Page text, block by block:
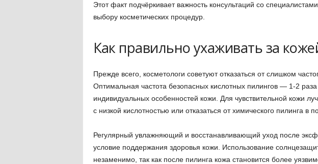
Этот факт подчёркивает важность консультаций со
выбору косметических процедур.
Как правильно ухаживать за
Прежде всего, косметологи советуют отказаться от слишком
Оптимальная частота безопасных кислотных пилингов — 1-2
индивидуальных особенностей кожи. Для чувствительной кожи
с низкой кислотностью или отказаться от химического пилинга в
Регулярный увлажняющий и восстанавливающий уход после
условие поддержания здоровья кожи. Использование
незаменимо, так как после пилинга кожа становится более